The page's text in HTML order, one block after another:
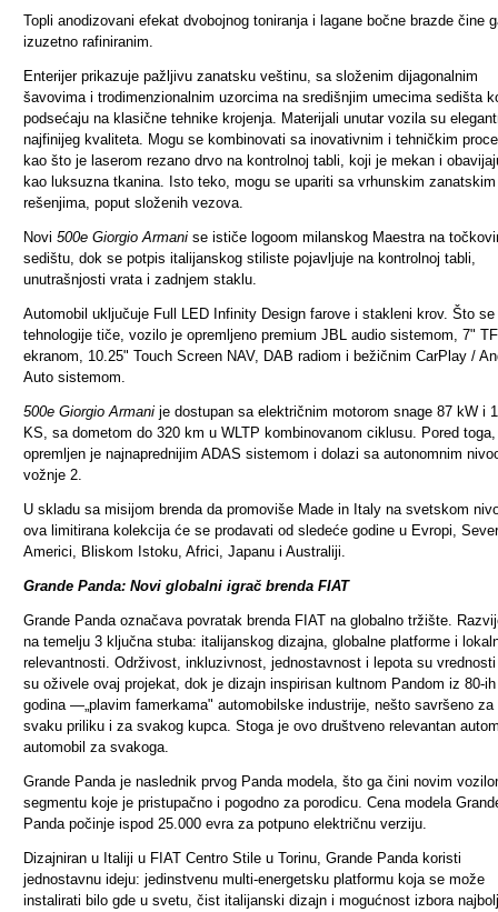
Topli anodizovani efekat dvobojnog toniranja i lagane bočne brazde čine
izuzetno rafiniranim.
Enterijer prikazuje pažljivu zanatsku veštinu, sa složenim dijagonalnim
šavovima i trodimenzionalnim uzorcima na središnjim umecima sedišta
podsećaju na klasične tehnike krojenja. Materijali unutar vozila su
najfinijeg kvaliteta. Mogu se kombinovati sa inovativnim i tehničkim
kao što je laserom rezano drvo na kontrolnoj tabli, koji je mekan i
kao luksuzna tkanina. Isto teko, mogu se upariti sa vrhunskim zanatskim
rešenjima, poput složenih vezova.
Novi 500e Giorgio Armani se ističe logoom milanskog Maestra na
sedištu, dok se potpis italijanskog stiliste pojavljuje na kontrolnoj tabli,
unutrašnjosti vrata i zadnjem staklu.
Automobil uključuje Full LED Infinity Design farove i stakleni krov. Što se
tehnologije tiče, vozilo je opremljeno premium JBL audio sistemom, 7"
ekranom, 10.25" Touch Screen NAV, DAB radiom i bežičnim CarPlay /
Auto sistemom.
500e Giorgio Armani je dostupan sa električnim motorom snage 87 kW i
KS, sa dometom do 320 km u WLTP kombinovanom ciklusu. Pored toga,
opremljen je najnaprednijim ADAS sistemom i dolazi sa autonomnim
vožnje 2.
U skladu sa misijom brenda da promoviše Made in Italy na svetskom
ova limitirana kolekcija će se prodavati od sledeće godine u Evropi,
Americi, Bliskom Istoku, Africi, Japanu i Australiji.
Grande Panda: Novi globalni igrač brenda FIAT
Grande Panda označava povratak brenda FIAT na globalno tržište.
na temelju 3 ključna stuba: italijanskog dizajna, globalne platforme i
relevantnosti. Održivost, inkluzivnost, jednostavnost i lepota su
su oživele ovaj projekat, dok je dizajn inspirisan kultnom Pandom iz 80-ih
godina —„plavim famerkama" automobilske industrije, nešto savršeno za
svaku priliku i za svakog kupca. Stoga je ovo društveno relevantan
automobil za svakoga.
Grande Panda je naslednik prvog Panda modela, što ga čini novim
segmentu koje je pristupačno i pogodno za porodicu. Cena modela
Panda počinje ispod 25.000 evra za potpuno električnu verziju.
Dizajniran u Italiji u FIAT Centro Stile u Torinu, Grande Panda koristi
jednostavnu ideju: jedinstvenu multi-energetsku platformu koja se može
instalirati bilo gde u svetu, čist italijanski dizajn i mogućnost izbora